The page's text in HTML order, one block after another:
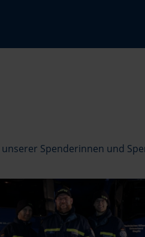
Spenderinnen und